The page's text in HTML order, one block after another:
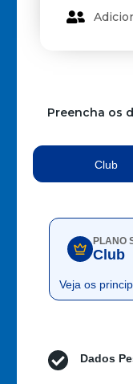
Preencha os
Club
PLANO
Club
Veja os
Dados